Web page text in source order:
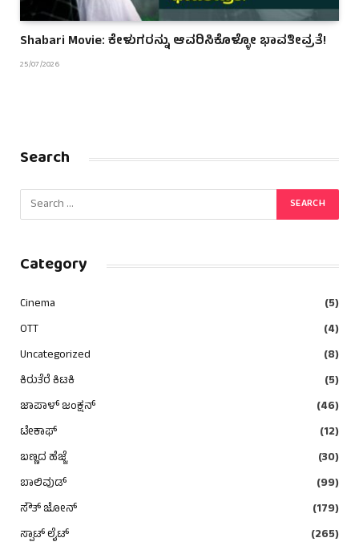
Shabari Movie: ಕೇಳುಗರನ್ನು ಆವರಿಸಿಕೊಳ್ಳೋ ಭಾವತೀವ್ರತೆ!
25/07/2026
Search
Category
Cinema
(5)
OTT
(4)
Uncategorized
(8)
ಕಿರುತೆರೆ ಕಿಟಕಿ
(5)
ಜಾಪಾಳ್ ಜಂಕ್ಷನ್
(46)
ಟೇಕಾಫ್
(12)
ಬಣ್ಣದ ಹೆಜ್ಜೆ
(30)
ಬಾಲಿವುಡ್
(99)
ಸೌತ್ ಜೋನ್
(179)
ಸ್ಪಾಟ್ ಲೈಟ್
(265)